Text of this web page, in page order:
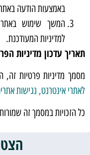
באמצעות הודעה
המשך שימוש באתר
למדיניות המעודכנת.
תאריך עדכון מדיניות
מסמך מדיניות פרטיות זה,
לאתרי אינטרנט, נגישות
כל הזכויות במסמך זה